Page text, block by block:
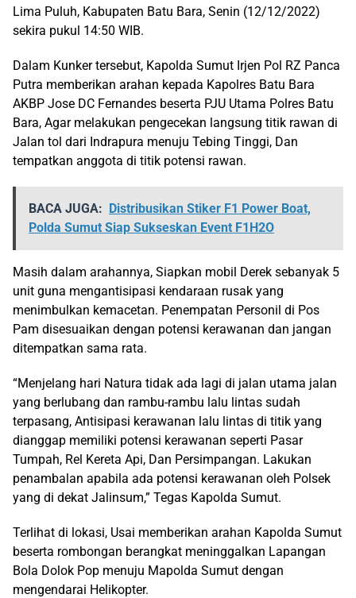
Lima Puluh, Kabupaten Batu Bara, Senin (12/12/2022)
sekira pukul 14:50 WIB.
Dalam Kunker tersebut, Kapolda Sumut Irjen Pol RZ Panca
Putra memberikan arahan kepada Kapolres Batu Bara
AKBP Jose DC Fernandes beserta PJU Utama Polres Batu
Bara, Agar melakukan pengecekan langsung titik rawan di
Jalan tol dari Indrapura menuju Tebing Tinggi, Dan
tempatkan anggota di titik potensi rawan.
BACA JUGA: Distribusikan Stiker F1 Power Boat,
Polda Sumut Siap Sukseskan Event F1H2O
Masih dalam arahannya, Siapkan mobil Derek sebanyak 5
unit guna mengantisipasi kendaraan rusak yang
menimbulkan kemacetan. Penempatan Personil di Pos
Pam disesuaikan dengan potensi kerawanan dan jangan
ditempatkan sama rata.
“Menjelang hari Natura tidak ada lagi di jalan utama jalan
yang berlubang dan rambu-rambu lalu lintas sudah
terpasang, Antisipasi kerawanan lalu lintas di titik yang
dianggap memiliki potensi kerawanan seperti Pasar
Tumpah, Rel Kereta Api, Dan Persimpangan. Lakukan
penambalan apabila ada potensi kerawanan oleh Polsek
yang di dekat Jalinsum,” Tegas Kapolda Sumut.
Terlihat di lokasi, Usai memberikan arahan Kapolda Sumut
beserta rombongan berangkat meninggalkan Lapangan
Bola Dolok Pop menuju Mapolda Sumut dengan
mengendarai Helikopter.